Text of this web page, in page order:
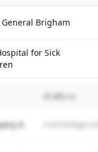
General Brigham
for Sick
คำอธิบาย
A A technology